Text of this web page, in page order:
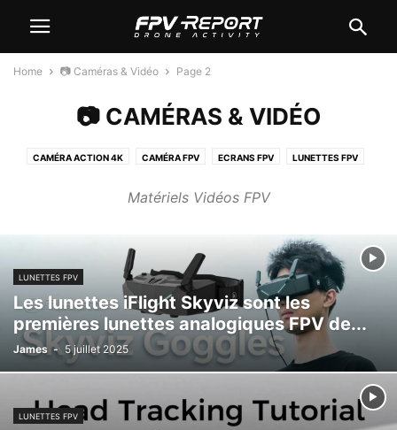
Home 📷 Caméras & Vidéo Page 2
📷 CAMÉRAS & VIDÉO
CAMÉRA ACTION 4K CAMÉRA FPV ECRANS FPV LUNETTES FPV
Matériels Vidéos FPV
LUNETTES FPV
Les lunettes iFlight Skyviz sont les
premières lunettes analogiques FPV de...
James - 5 juillet 2025
LUNETTES FPV